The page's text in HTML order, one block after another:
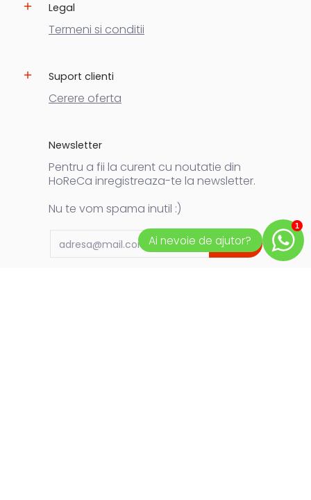
Legal
Termeni si conditii
Suport clienti
Cerere oferta
Newsletter
Pentru a fii la curent cu noutatie din
HoReCa inregistreaza-te la newsletter.
Nu te vom spama inutil :)
Email OK
Ai nevoie de ajutor?
1